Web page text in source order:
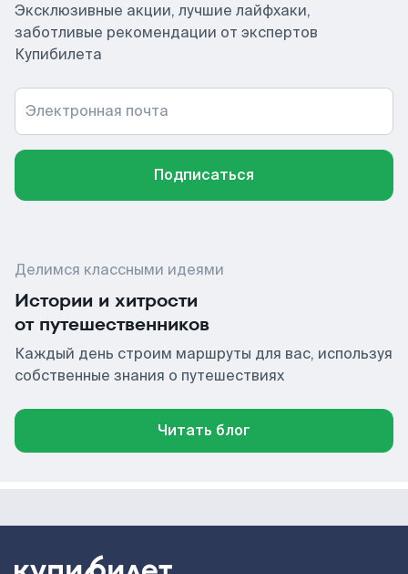
Эксклюзивные акции, лучшие лайфхаки,
заботливые рекомендации от экспертов
Купибилета
Электронная почта
Подписаться
Делимся классными идеями
Истории и хитрости
от путешественников
Каждый день строим маршруты для вас, используя
собственные знания о путешествиях
Читать блог